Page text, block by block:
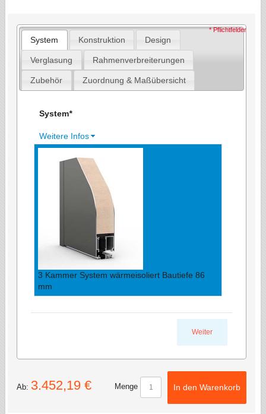
System Konstruktion Design
Verglasung Rahmenverbreiterungen
Zubehör Zuordnung & Maßübersicht
System*
Weitere Infos
3 Kammer System wärmeisoliert Bautiefe 86
mm
Weiter
* Pflichtfelder
Ab: 3.452,19 € Menge In den Warenkorb